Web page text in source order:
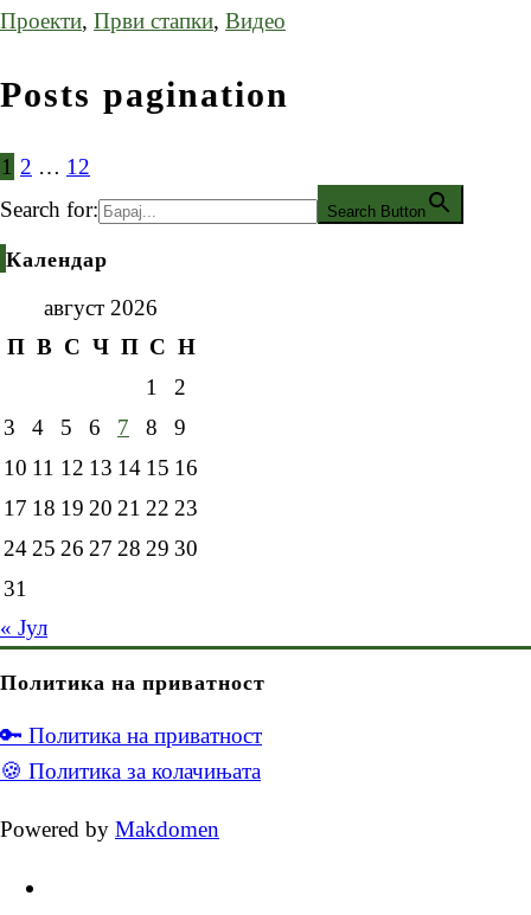
Проекти, Први стапки, Видео
Posts pagination
1 2 … 12
Search for:
Search Button
Календар
август 2026
П В С Ч П С Н
1
2
3
4 5 6 7 8
9
10 11 12 13 14 15 16
17 18 19 20 21 22 23
24 25 26 27 28 29 30
31
« Јул
Политика на приватност
🔑 Политика на приватност
🍪 Политика за колачињата
Powered by Makdomen